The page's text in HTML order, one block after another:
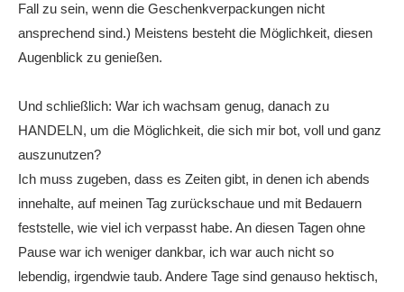
Fall zu sein, wenn die Geschenkverpackungen nicht
ansprechend sind.) Meistens besteht die Möglichkeit, diesen
Augenblick zu genießen.
Und schließlich: War ich wachsam genug, danach zu
HANDELN, um die Möglichkeit, die sich mir bot, voll und ganz
auszunutzen?
Ich muss zugeben, dass es Zeiten gibt, in denen ich abends
innehalte, auf meinen Tag zurückschaue und mit Bedauern
feststelle, wie viel ich verpasst habe. An diesen Tagen ohne
Pause war ich weniger dankbar, ich war auch nicht so
lebendig, irgendwie taub. Andere Tage sind genauso hektisch,